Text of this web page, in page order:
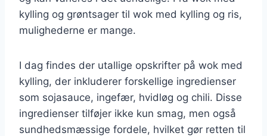
kylling og grøntsager til wok med kylling og ris,
mulighederne er mange.
I dag findes der utallige opskrifter på wok med
kylling, der inkluderer forskellige ingredienser
som sojasauce, ingefær, hvidløg og chili. Disse
ingredienser tilføjer ikke kun smag, men også
sundhedsmæssige fordele, hvilket gør retten til